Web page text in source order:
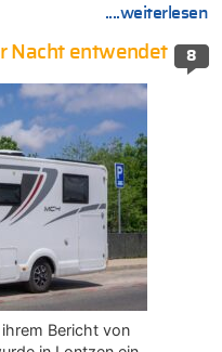
....weiterlesen
8
Nacht entwendet
Bericht von